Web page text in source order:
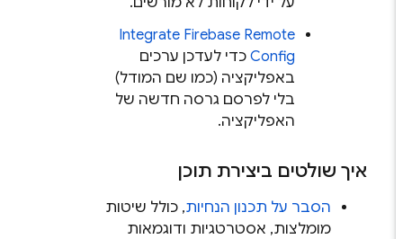
IntegrateFirebase Remote
Configכדי לעדכן ערכים
באפליקציה (כמו שם המודל)
בלי לפרסם גרסה חדשה של
האפליקציה.
איך שולטים ביצירת תוכן
הסבר על תכנון הנחיות, כולל שיטות
מומלצות, אסטרטגיות ודוגמאות